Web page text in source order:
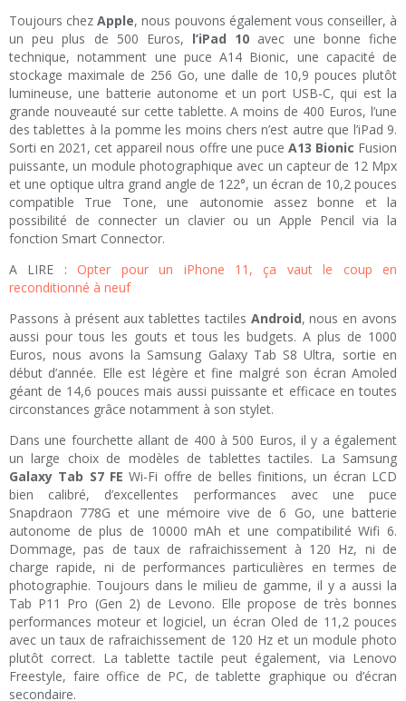
Toujours chezApple, nous pouvons également vous conseiller, à
un peu plus de 500 Euros, l’iPad 10 avec une bonne fiche
technique, notamment une puce A14 Bionic, une capacité de
stockage maximale de 256 Go, une dalle de 10,9 pouces plutôt
lumineuse, une batterie autonome et un port USB-C, qui est la
grande nouveauté sur cette tablette. A moins de 400 Euros, l’une
des tablettes à la pomme les moins chers n’est autre que l’iPad 9.
Sorti en 2021, cet appareil nous offre une puce A13 Bionic Fusion
puissante, un module photographique avec un capteur de 12 Mpx
et une optique ultra grand angle de 122°, un écran de 10,2 pouces
compatible True Tone, une autonomie assez bonne et la
possibilité de connecter un clavier ou un Apple Pencil via la
fonction Smart Connector.
A LIRE :Opter pour un iPhone 11, ça vaut le coup en
reconditionné à neuf
Passons à présent aux tablettes tactiles Android, nous en avons
aussi pour tous les gouts et tous les budgets. A plus de 1000
Euros, nous avons la Samsung Galaxy Tab S8 Ultra, sortie en
début d’année. Elle est légère et fine malgré son écran Amoled
géant de 14,6 pouces mais aussi puissante et efficace en toutes
circonstances grâce notamment à son stylet.
Dans une fourchette allant de 400 à 500 Euros, il y a également
un large choix de modèles de tablettes tactiles. La Samsung
Galaxy Tab S7 FE Wi-Fi offre de belles finitions, un écran LCD
bien calibré, d’excellentes performances avec une puce
Snapdraon 778G et une mémoire vive de 6 Go, une batterie
autonome de plus de 10000 mAh et une compatibilité Wifi 6.
Dommage, pas de taux de rafraichissement à 120 Hz, ni de
charge rapide, ni de performances particulières en termes de
photographie. Toujours dans le milieu de gamme, il y a aussi la
Tab P11 Pro (Gen 2) de Levono. Elle propose de très bonnes
performances moteur et logiciel, un écran Oled de 11,2 pouces
avec un taux de rafraichissement de 120 Hz et un module photo
plutôt correct. La tablette tactile peut également, via Lenovo
Freestyle, faire office de PC, de tablette graphique ou d’écran
secondaire.